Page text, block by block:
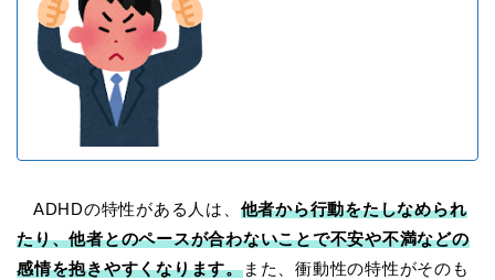
ADHDの特性がある人は、 他者から行動をたしなめられ
たり、他者とのペースが合わないことで不安や不満などの
感情を抱きやすくなります。また、衝動性の特性がそのも